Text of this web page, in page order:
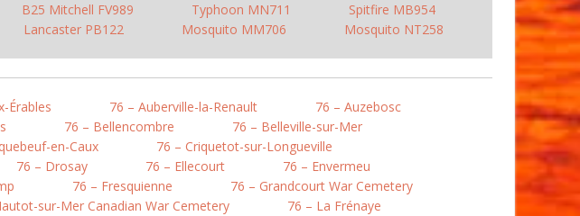
B25 Mitchell FV989 Typhoon MN711
Spitfire MB954
Lancaster PB122 Mosquito MM706 Mosquito NT258
Érables 76 – Auberville-la-Renault
76 – Auzebosc
76 – Bellencombre
76 – Belleville-sur-Mer
en-Caux
76 – Criquetot-sur-Longueville
76 – Drosay 76 – Ellecourt
76 – Envermeu
76 – Fresquienne
76 – Grandcourt War Cemetery
sur-Mer Canadian War Cemetery
76 – La Frénaye